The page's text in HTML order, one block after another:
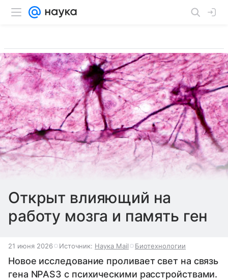
Открыт влияющий на
работу мозга и память ген
21 июня 2026 Источник: Наука Mail Биотехнологии
Новое исследование проливает свет на связь
гена NPAS3 с психическими расстройствами.